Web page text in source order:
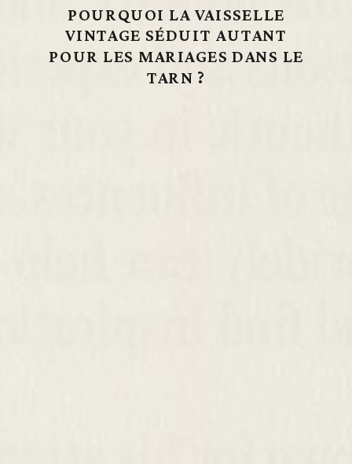
POURQUOI LA VAISSELLE
VINTAGE SÉDUIT AUTANT
POUR LES MARIAGES DANS LE
TARN ?